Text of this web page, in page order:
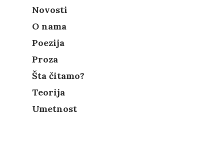
Novosti
O nama
Poezija
Proza
Šta čitamo?
Teorija
Umetnost